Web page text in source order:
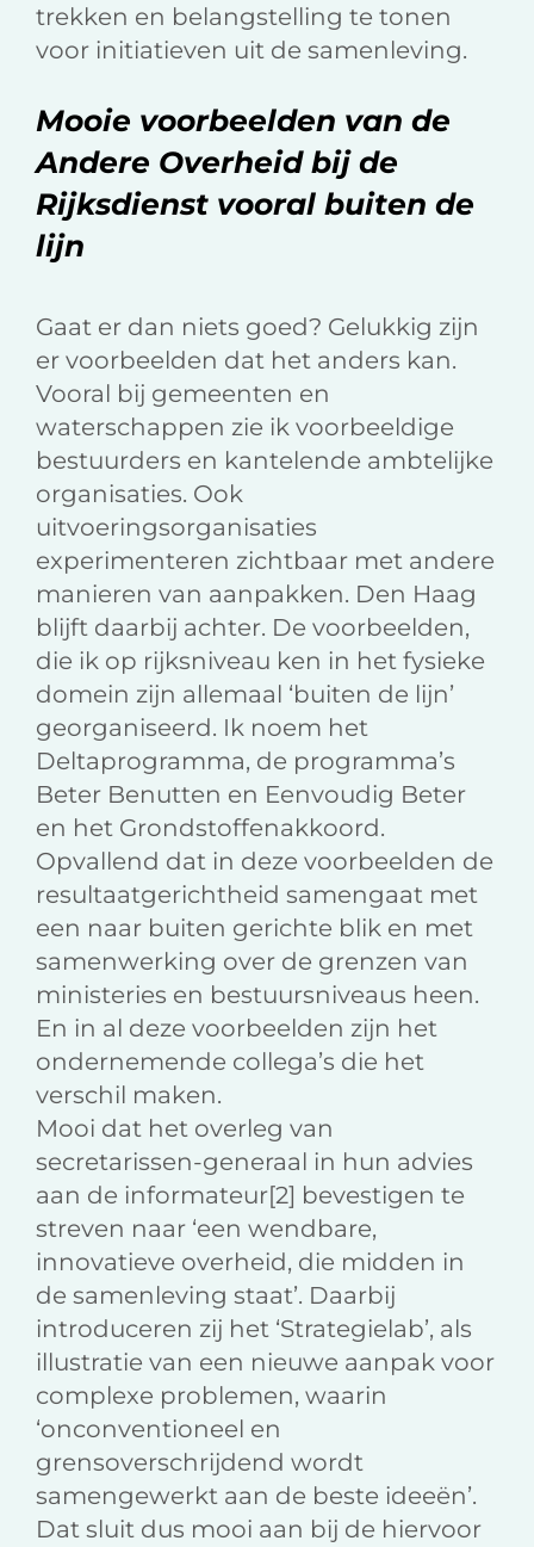
trekken en belangstelling te tonen
voor initiatieven uit de samenleving.
Mooie voorbeelden van de
Andere Overheid bij de
Rijksdienst vooral buiten de
lijn
Gaat er dan niets goed? Gelukkig zijn
er voorbeelden dat het anders kan.
Vooral bij gemeenten en
waterschappen zie ik voorbeeldige
bestuurders en kantelende ambtelijke
organisaties. Ook
uitvoeringsorganisaties
experimenteren zichtbaar met andere
manieren van aanpakken. Den Haag
blijft daarbij achter. De voorbeelden,
die ik op rijksniveau ken in het fysieke
domein zijn allemaal ‘buiten de lijn’
georganiseerd. Ik noem het
Deltaprogramma, de programma’s
Beter Benutten en Eenvoudig Beter
en het Grondstoffenakkoord.
Opvallend dat in deze voorbeelden de
resultaatgerichtheid samengaat met
een naar buiten gerichte blik en met
samenwerking over de grenzen van
ministeries en bestuursniveaus heen.
En in al deze voorbeelden zijn het
ondernemende collega’s die het
verschil maken.
Mooi dat het overleg van
secretarissen-generaal in hun advies
aan de informateur[2] bevestigen te
streven naar ‘een wendbare,
innovatieve overheid, die midden in
de samenleving staat’. Daarbij
introduceren zij het ‘Strategielab’, als
illustratie van een nieuwe aanpak voor
complexe problemen, waarin
‘onconventioneel en
grensoverschrijdend wordt
samengewerkt aan de beste ideeën’.
Dat sluit dus mooi aan bij de hiervoor